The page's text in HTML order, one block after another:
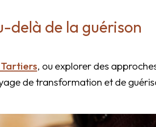
delà de la guérison
, ou explorer des
de transformation et de